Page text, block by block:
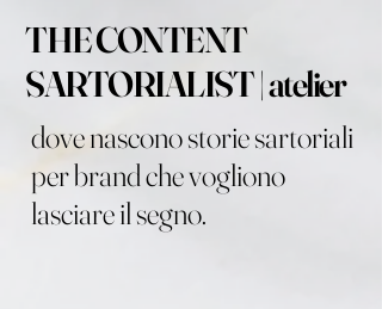
THE CONTENT
SARTORIALIST | atelier
dove nascono storie sartoriali
per brand che vogliono
lasciare il segno.